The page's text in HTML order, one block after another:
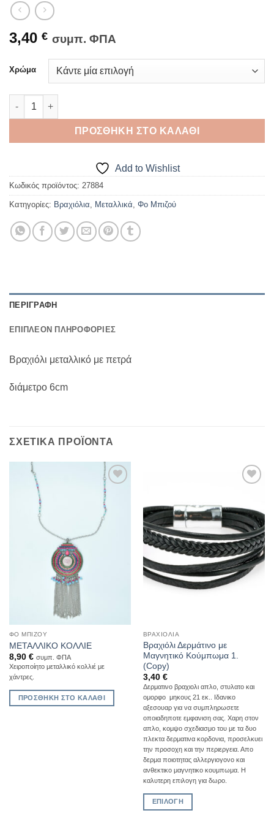
3,40 € συμπ. ΦΠΑ
Χρώμα
ΒΡΑΧΙΟΛΙ ΜΕΤΑΛΛΙΚΟ Σχέδιο 2 ποσότητα
ΠΡΟΣΘΉΚΗ ΣΤΟ ΚΑΛΆΘΙ
Add to Wishlist
Κωδικός προϊόντος: 27884
Κατηγορίες: Βραχιόλια Μεταλλικά Φο Μπιζού
ΠΕΡΙΓΡΑΦΉ
ΕΠΙΠΛΈΟΝ ΠΛΗΡΟΦΟΡΊΕΣ
Βραχιόλι μεταλλικό με πετρά
διάμετρο 6cm
ΣΧΕΤΙΚΆ ΠΡΟΪΌΝΤΑ
Add to
Wishlist
ΦΟ ΜΠΙΖΟΎ
ΜΕΤΑΛΛΙΚΟ ΚΟΛΛΙΕ
8,90 € συμπ. ΦΠΑ
Χειροποίητο μεταλλικό κολλιέ με
χάντρες.
ΠΡΟΣΘΉΚΗ ΣΤΟ ΚΑΛΆΘΙ
ΒΡΑΧΙΌΛΙΑ
Βραχιόλι Δερμάτινο με
Μαγνητικό Κούμπωμα 1.
(Copy)
3,40 €
Δερματινο βραχιολι απλο, στυλατο και
ομορφο μηκους 21 εκ.. Ιδανικο
αξεσουαρ για να συμπληρωσετε
οποιαδηποτε εμφανιση σας. Χαρη στον
απλο, κομψο σχεδιασμο του με τα δυο
πλεκτα δερματινα κορδονια, προσελκυει
την προσοχη και την περιεργεια. Απο
δερμα ποιοτητας αλλεργιογονο και
ανθεκτικο μαγνητικο κουμπωμα. Η
καλυτερη επιλογη για δωρο.
ΕΠΙΛΟΓΉ